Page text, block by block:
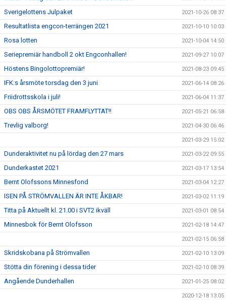
Sverigelottens Julpaket 2021-10-26 08:37
Resultatlista engcon-terrängen 2021 2021-10-10 10:03
Rosa lotten 2021-10-04 14:50
Seriepremiär handboll 2 okt Engconhallen! 2021-09-27 10:07
Höstens Bingolottopremiär! 2021-08-23 09:45
IFK:s årsmöte torsdag den 3 juni 2021-06-14 08:26
Friidrottsskola i juli! 2021-06-04 11:37
OBS OBS ÅRSMÖTET FRAMFLYTTAT!! 2021-05-21 06:58
Trevlig valborg! 2021-04-30 06:46
2021-03-29 15:02
Dunderaktivitet nu på lördag den 27 mars 2021-03-22 09:55
Dunderkastet 2021 2021-03-17 13:54
Bernt Olofssons Minnesfond 2021-03-04 12:27
ISEN PÅ STRÖMVALLEN ÄR INTE ÅKBAR! 2021-03-02 11:19
Titta på Aktuellt kl. 21.00 i SVT2 ikväll 2021-03-01 08:54
Minnesbok för Bernt Olofsson 2021-02-18 14:47
2021-02-15 06:58
Skridskobana på Strömvallen 2021-02-10 13:09
Stötta din förening i dessa tider 2021-02-10 08:39
Angående Dunderhallen 2021-01-25 08:02
2020-12-18 13:05